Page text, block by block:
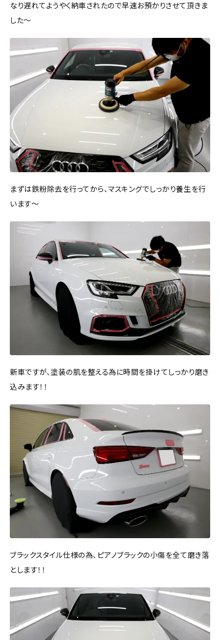
なり遅れてようやく納車されたので早速お預かりさせて頂きま
した～
まずは鉄粉除去を行ってから、マスキングでしっかり養生を行
います～
新車ですが、塗装の肌を整える為に時間を掛けてしっかり磨き
込みます！！
ブラックスタイル仕様の為、ピアノブラックの小傷を全て磨き落
とします！！